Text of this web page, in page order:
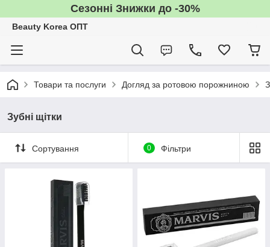
Сезонні Знижки до -30%
Beauty Korea ОПТ
Товари та послуги Догляд за ротовою порожниною
Зубні щітки
Сортування 0 Фільтри